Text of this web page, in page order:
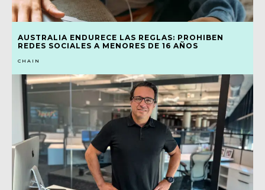
AUSTRALIA ENDURECE LAS REGLAS: PROHIBEN
REDES SOCIALES A MENORES DE 16 AÑOS
CHAIN